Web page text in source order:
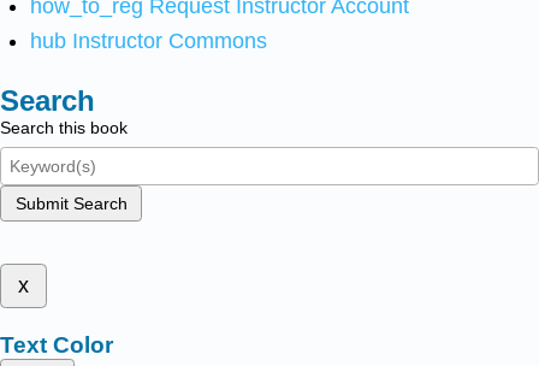
how_to_reg Request Instructor Account
hub Instructor Commons
Search
Search this book
Submit Search
x
Text Color